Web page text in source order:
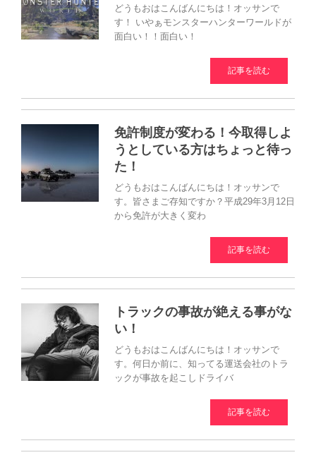
どうもおはこんばんにちは！オッサンで
す！ いやぁモンスターハンターワールドが
面白い！！面白い！
記事を読む
免許制度が変わる！今取得しよ
うとしている方はちょっと待っ
た！
どうもおはこんばんにちは！オッサンで
す。皆さまご存知ですか？平成29年3月12日
から免許が大きく変わ
記事を読む
トラックの事故が絶える事がな
い！
どうもおはこんばんにちは！オッサンで
す。何日か前に、知ってる運送会社のトラ
ックが事故を起こしドライバ
記事を読む